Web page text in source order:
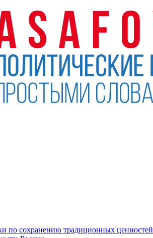
по сохранению традиционных ценностей